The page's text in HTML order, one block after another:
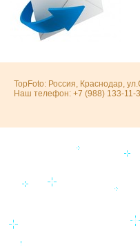
TopFoto: Россия, Краснодар,
Наш телефон: +7 (988) 133-11-